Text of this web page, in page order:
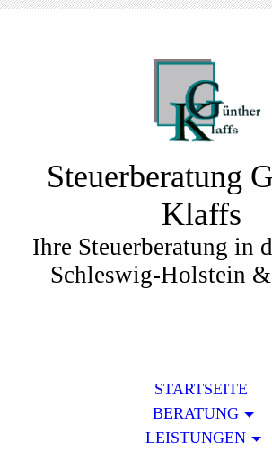
Steuerberatung
Klaffs
Ihre Steuerberatung in
Schleswig-Holstein
STARTSEITE
BERATUNG
LEISTUNGEN